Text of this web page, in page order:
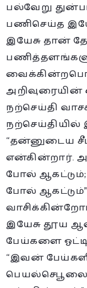
பல்வேறு
பணிசெய்த
இயேசு தான்
அறிவுரையின்
நற்செய்தி
நற்செய்தியில்
“தன்னுடைய
என்கின்றார்.
போல்
போல்
இயேசு தூய
பேய்களை
“இவன்